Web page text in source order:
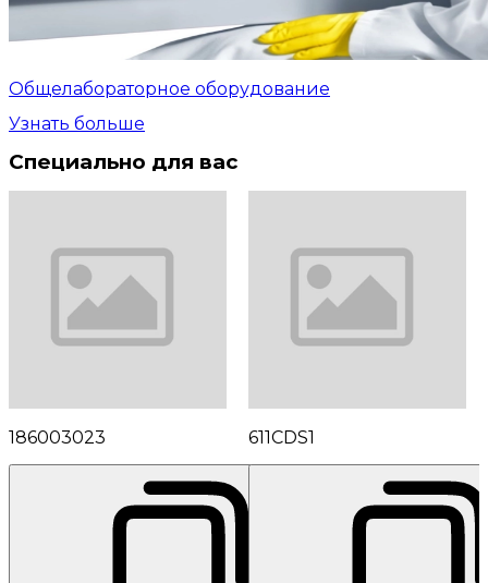
Общелабораторное оборудование
Узнать больше
Специально для вас
186003023 611CDS1